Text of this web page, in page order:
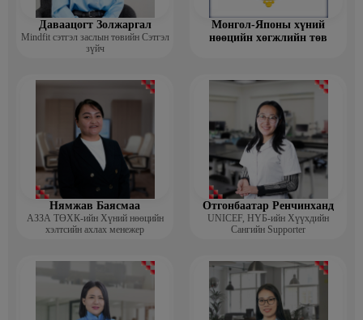
Даваацогт Золжаргал
Mindfit сэтгэл заслын төвийн Сэтгэл
зүйч
Монгол-Японы хүний
нөөцийн хөгжлийн төв
Нямжав Баясмаа
АЗЗА ТӨХК-ийн Хүний нөөцийн
хэлтсийн ахлах менежер
Отгонбаатар Ренчинханд
UNIСЕF, НҮБ-ийн Хүүхдийн
Сангийн Supporter